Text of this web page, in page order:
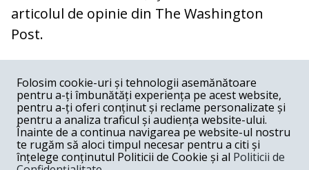
articolul de opinie din The Washington
Post.
COMENTARII
Nume
Email
Folosim cookie-uri și tehnologii asemănătoare
pentru a-ți îmbunătăți experiența pe acest website,
pentru a-ți oferi conținut și reclame personalizate și
pentru a analiza traficul și audiența website-ului.
Înainte de a continua navigarea pe website-ul nostru
te rugăm să aloci timpul necesar pentru a citi și
înțelege conținutul Politicii de Cookie și al Politicii de